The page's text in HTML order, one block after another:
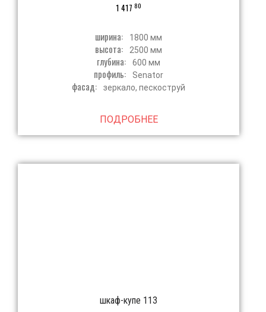
1 41780
ширина: 1800 мм
высота: 2500 мм
глубина: 600 мм
профиль: Senator
фасад: зеркало, пескоструй
ПОДРОБНЕЕ
шкаф-купе 113